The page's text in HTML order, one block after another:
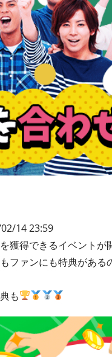
14 23:59
獲得できるイベントが
ファンにも特典があ
も